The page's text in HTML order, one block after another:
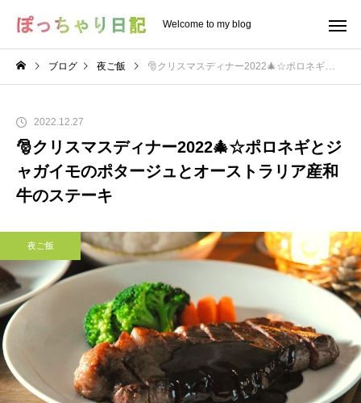
Welcome to my blog
ブログ 夜ご飯 🎅クリスマスディナー2022🎄☆ポロネギとジャガイモのポタージュとオーストラリア産和牛のステーキ
2022.12.27
🎅クリスマスディナー2022🎄☆ポロネギとジ
ャガイモのポタージュとオーストラリア産和
牛のステーキ
夜ご飯